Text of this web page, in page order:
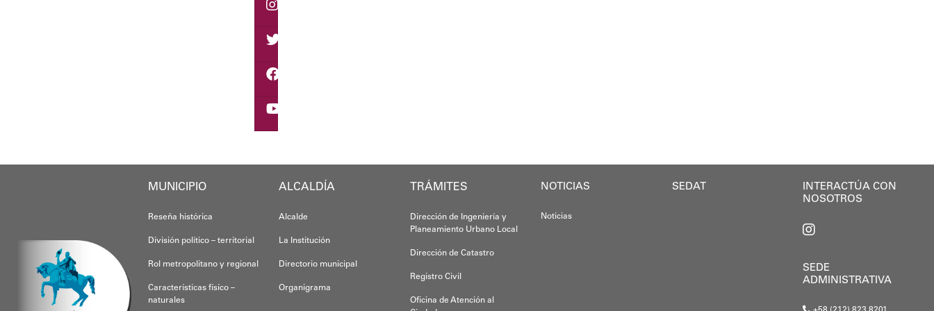
El programa "Café con Leyes" se consolida como una iniciativa permanente que busca actualizar los conocimientos del
Oskarina Rosso.
MUNICIPIO
Reseña histórica
División político – territorial
Rol metropolitano y regional
Características físico –
naturales
ALCALDÍA
Alcalde
La Institución
Directorio municipal
Organigrama
TRÁMITES
Dirección de Ingeniería y
Planeamiento Urbano Local
Dirección de Catastro
Registro Civil
Oficina de Atención al
NOTICIAS
Noticias
SEDAT
INTERACTÚA CON
NOSOTROS
SEDE
ADMINISTRATIVA